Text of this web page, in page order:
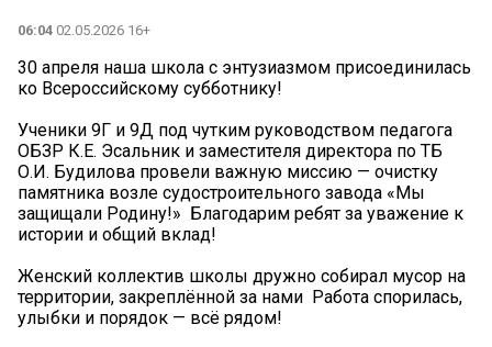
06:04 02.05.2026 16+
30 апреля наша школа с энтузиазмом присоединилась
ко Всероссийскому субботнику!
Ученики 9Г и 9Д под чутким руководством педагога
ОБЗР К.Е. Эсальник и заместителя директора по ТБ
О.И. Будилова провели важную миссию — очистку
памятника возле судостроительного завода «Мы
защищали Родину!» ️ Благодарим ребят за уважение к
истории и общий вклад!
Женский коллектив школы дружно собирал мусор на
территории, закреплённой за нами ️ Работа спорилась,
улыбки и порядок — всё рядом!